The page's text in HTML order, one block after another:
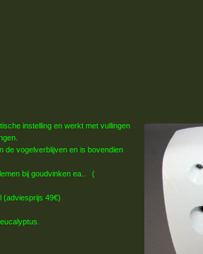
instelling en werkt met vullingen
de vogelverblijven en is bovendien
bij goudvinken ea.. (
(adviesprijs 49€)